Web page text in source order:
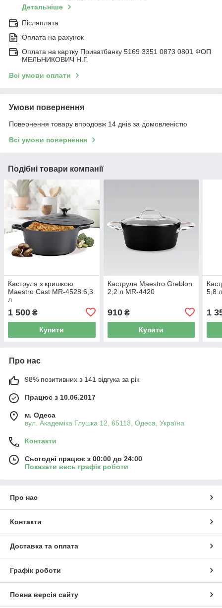
Детальніше
Післяплата
Оплата на рахунок
Оплата на картку Приватбанку 5169 3351 0873 0801 ФОП
МЕЛЬНИКОВИЧ Н.Г.
Всі умови оплати
Умови повернення
Повернення товару впродовж 14 днів за домовленістю
Всі умови повернення
Подібні товари компанії
Каструля з кришкою
Maestro Cast MR-4528 6,3
л
1 500 ₴
Купити
Каструля Maestro Greblon
2,2 л MR-4420
910₴
Купити
5,8
1
Про нас
98% позитивних з 141 відгука за рік
Працює з 10.06.2017
м. Одеса
вул. Академіка Глушка 12, 65113, Одеса, Україна
Контакти
Сьогодні працює з 00:00 до 24:00
Показати весь графік роботи
Про нас
Контакти
Доставка та оплата
Графік роботи
Повна версія сайту